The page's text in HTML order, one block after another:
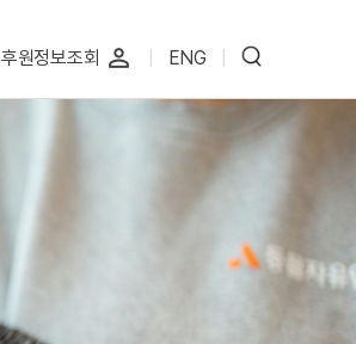
후원정보조회 perm_identity ENG